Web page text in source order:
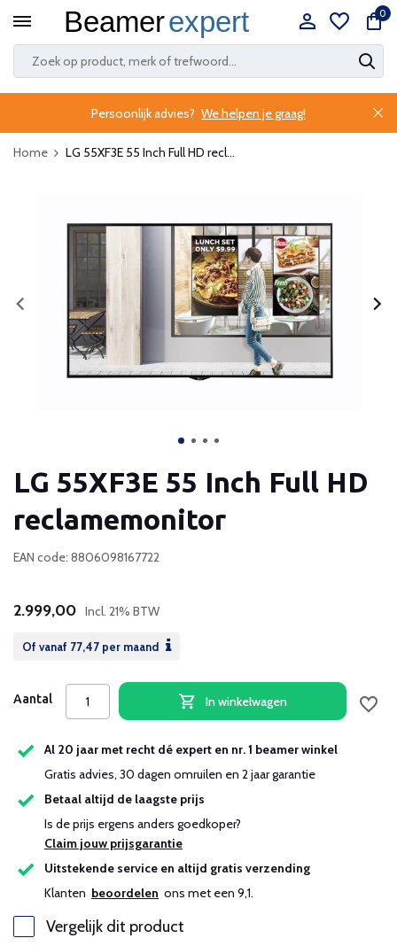
0
Persoonlijk advies? We helpen je graag!
Home LG 55XF3E 55 Inch Full HD recl...
LG 55XF3E 55 Inch Full HD
reclamemonitor
EAN code: 8806098167722
2.999,00 Incl. 21% BTW
Of vanaf 77,47 per maand
Aantal In winkelwagen
Al 20 jaar met recht dé expert en nr. 1 beamer winkel
Gratis advies, 30 dagen omruilen en 2 jaar garantie
Betaal altijd de laagste prijs
Is de prijs ergens anders goedkoper?
Claim jouw prijsgarantie
Uitstekende service en altijd gratis verzending
Klanten beoordelen ons met een 9,1.
Vergelijk dit product